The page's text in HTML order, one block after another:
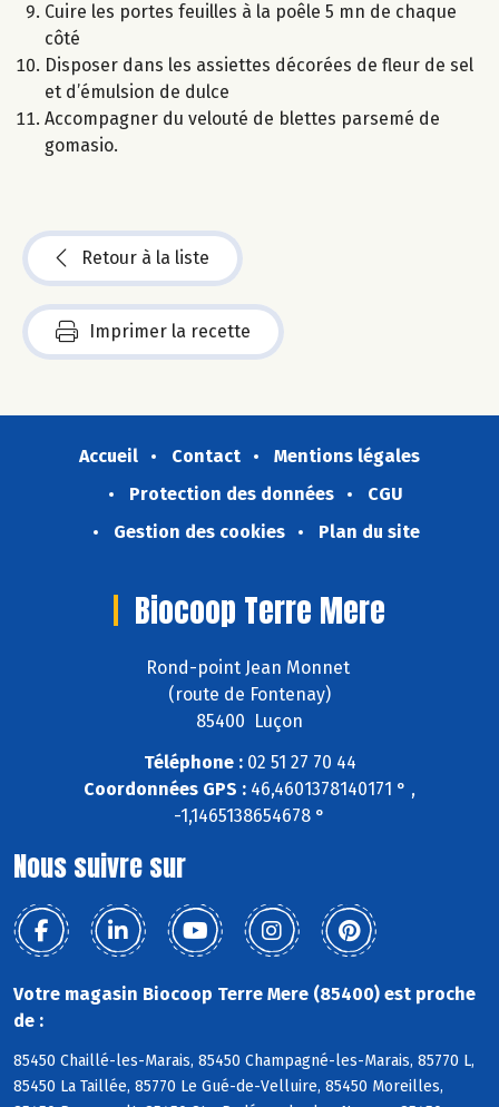
Cuire les portes feuilles à la poêle 5 mn de chaque
côté
Disposer dans les assiettes décorées de fleur de sel
et d’émulsion de dulce
Accompagner du velouté de blettes parsemé de
gomasio.
Retour à la liste
Imprimer la recette
Accueil Contact
Mentions légales
Protection des données
CGU
Gestion des cookies
Plan du site
Biocoop Terre Mere
Rond-point Jean Monnet
(route de Fontenay)
85400 Luçon
Téléphone :02 51 27 70 44
Coordonnées GPS : 46,4601378140171 ° ,
-1,1465138654678 °
Nous suivre sur
Votre magasin Biocoop Terre Mere (85400) est proche
de :
85450 Chaillé-les-Marais, 85450 Champagné-les-Marais, 85770 L,
85450 La Taillée, 85770 Le Gué-de-Velluire, 85450 Moreilles,